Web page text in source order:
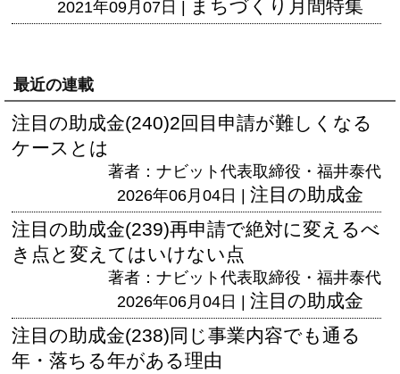
2021年09月07日 | まちづくり月間特集
最近の連載
注目の助成金(240)2回目申請が難しくなる
ケースとは
著者：ナビット代表取締役・福井泰代
2026年06月04日 | 注目の助成金
注目の助成金(239)再申請で絶対に変えるべ
き点と変えてはいけない点
著者：ナビット代表取締役・福井泰代
2026年06月04日 | 注目の助成金
注目の助成金(238)同じ事業内容でも通る
年・落ちる年がある理由